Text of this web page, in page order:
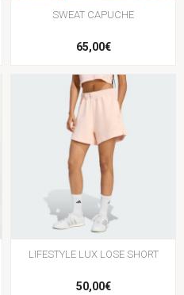
SWEAT CAPUCHE
65,00€
LIFESTYLE LUX LOSE SHORT
50,00€